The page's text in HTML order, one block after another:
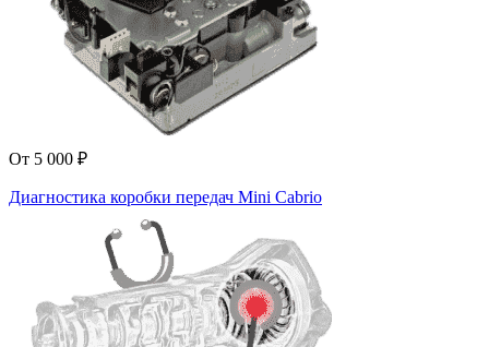
От 5 000 ₽
Диагностика коробки передач Mini Cabrio